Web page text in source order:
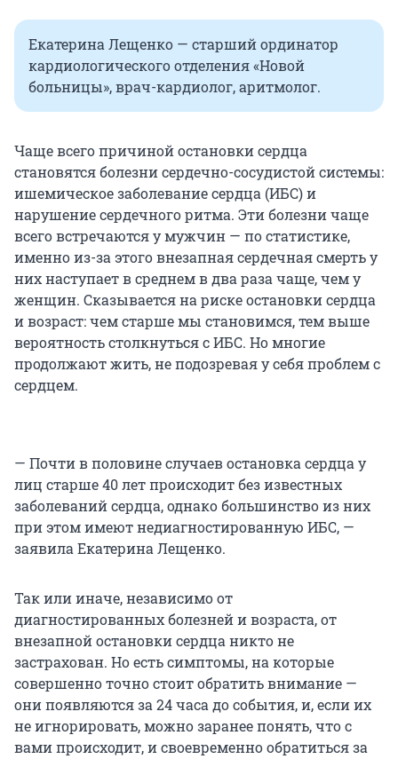
Екатерина Лещенко — старший ординатор
кардиологического отделения «Новой
больницы», врач-кардиолог, аритмолог.
Чаще всего причиной остановки сердца
становятся болезни сердечно-сосудистой системы:
ишемическое заболевание сердца (ИБС) и
нарушение сердечного ритма. Эти болезни чаще
всего встречаются у мужчин — по статистике,
именно из-за этого внезапная сердечная смерть у
них наступает в среднем в два раза чаще, чем у
женщин. Сказывается на риске остановки сердца
и возраст: чем старше мы становимся, тем выше
вероятность столкнуться с ИБС. Но многие
продолжают жить, не подозревая у себя проблем с
сердцем.
— Почти в половине случаев остановка сердца у
лиц старше 40 лет происходит без известных
заболеваний сердца, однако большинство из них
при этом имеют недиагностированную ИБС, —
заявила Екатерина Лещенко.
Так или иначе, независимо от
диагностированных болезней и возраста, от
внезапной остановки сердца никто не
застрахован. Но есть симптомы, на которые
совершенно точно стоит обратить внимание —
они появляются за 24 часа до события, и, если их
не игнорировать, можно заранее понять, что с
вами происходит, и своевременно обратиться за